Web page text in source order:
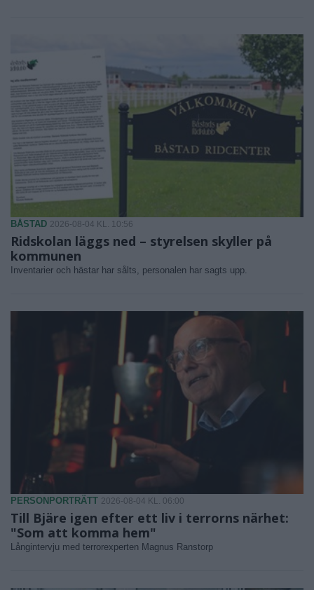
BÅSTAD 2026-08-04 KL. 10:56
Ridskolan läggs ned – styrelsen skyller på
kommunen
Inventarier och hästar har sålts, personalen har sagts upp.
PERSONPORTRÄTT 2026-08-04 KL. 06:00
Till Bjäre igen efter ett liv i terrorns närhet:
"Som att komma hem"
Långintervju med terrorexperten Magnus Ranstorp